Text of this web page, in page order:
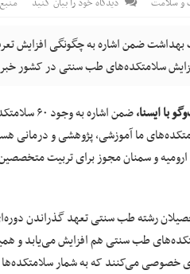
بهداشت ضمن اشاره به چگونگی افزایش
سلامتکده‌های طب سنتی در کشور
با ایسنا،
ما آموزشی، پژوهشی و درمانی
ارومیه و سمنان مجوز برای تربیت
رشته طب سنتی تعهد گذراندن
طب سنتی هم افزایش می‌یابد و
خصوصی می‌کنند که به شمار